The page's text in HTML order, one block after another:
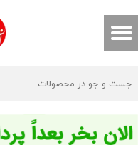
حساب کاربری من
خروج از حساب کاربری